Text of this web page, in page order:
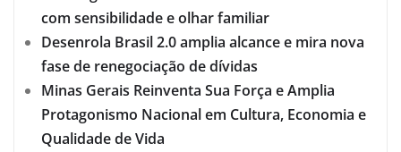
com sensibilidade e olhar familiar
Desenrola Brasil 2.0 amplia alcance e mira nova
fase de renegociação de dívidas
Minas Gerais Reinventa Sua Força e Amplia
Protagonismo Nacional em Cultura, Economia e
Qualidade de Vida